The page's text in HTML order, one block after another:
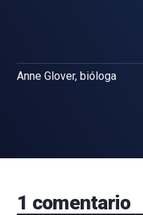
Anne Glover, bióloga
1 comentario